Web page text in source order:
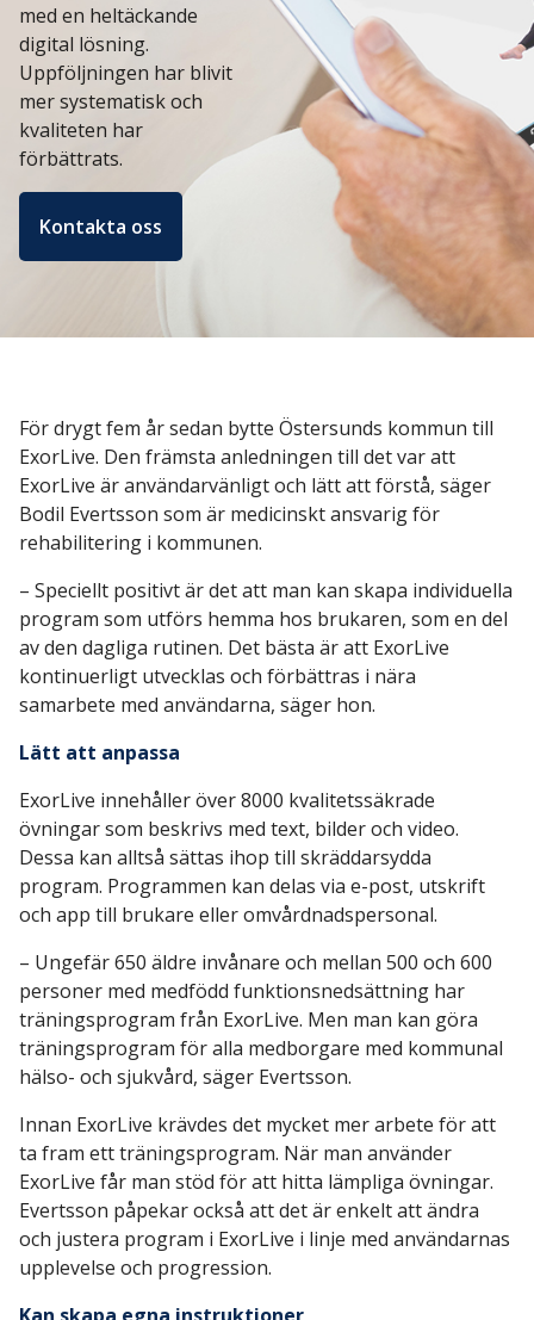
ExorLive Research
Logga in
Svenska
English
Svenska
Norsk
Dansk
med en heltäckande
digital lösning.
Uppföljningen har blivit
mer systematisk och
kvaliteten har
förbättrats.
Kontakta oss
För drygt fem år sedan bytte Östersunds kommun till
ExorLive. Den främsta anledningen till det var att
ExorLive är användarvänligt och lätt att förstå, säger
Bodil Evertsson som är medicinskt ansvarig för
rehabilitering i kommunen.
– Speciellt positivt är det att man kan skapa individuella
program som utförs hemma hos brukaren, som en del
av den dagliga rutinen. Det bästa är att ExorLive
kontinuerligt utvecklas och förbättras i nära
samarbete med användarna, säger hon.
Lätt att anpassa
ExorLive innehåller över 8000 kvalitetssäkrade
övningar som beskrivs med text, bilder och video.
Dessa kan alltså sättas ihop till skräddarsydda
program. Programmen kan delas via e-post, utskrift
och app till brukare eller omvårdnadspersonal.
– Ungefär 650 äldre invånare och mellan 500 och 600
personer med medfödd funktionsnedsättning har
träningsprogram från ExorLive. Men man kan göra
träningsprogram för alla medborgare med kommunal
hälso- och sjukvård, säger Evertsson.
Innan ExorLive krävdes det mycket mer arbete för att
ta fram ett träningsprogram. När man använder
ExorLive får man stöd för att hitta lämpliga övningar.
Evertsson påpekar också att det är enkelt att ändra
och justera program i ExorLive i linje med användarnas
upplevelse och progression.